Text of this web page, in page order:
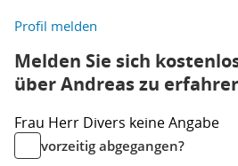
Profil melden
Melden Sie sich
über Andreas zu
Frau Herr Divers keine Angabe
vorzeitig abgegangen?